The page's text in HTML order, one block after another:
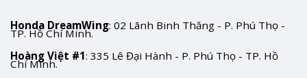
Honda DreamWing: 02 Lãnh Binh Thăng - P. Phú Thọ -
TP. Hồ Chí Minh.
Hoàng Việt #1: 335 Lê Đại Hành - P. Phú Thọ - TP. Hồ
Chí Minh.